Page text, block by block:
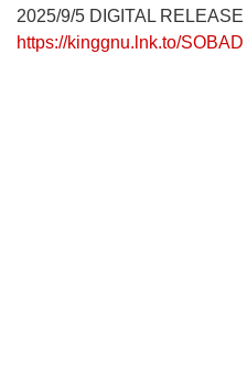
2025/9/5 DIGITAL RELEASE
https://kinggnu.lnk.to/SOBAD